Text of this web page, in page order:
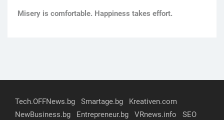
Мisery is comfortable. Happiness takes effort.
Tech.OFFNews.bg Smartage.bg
Kreativen.com
NewBusiness.bg
Entrepreneur.bg VRnews.info
SEO